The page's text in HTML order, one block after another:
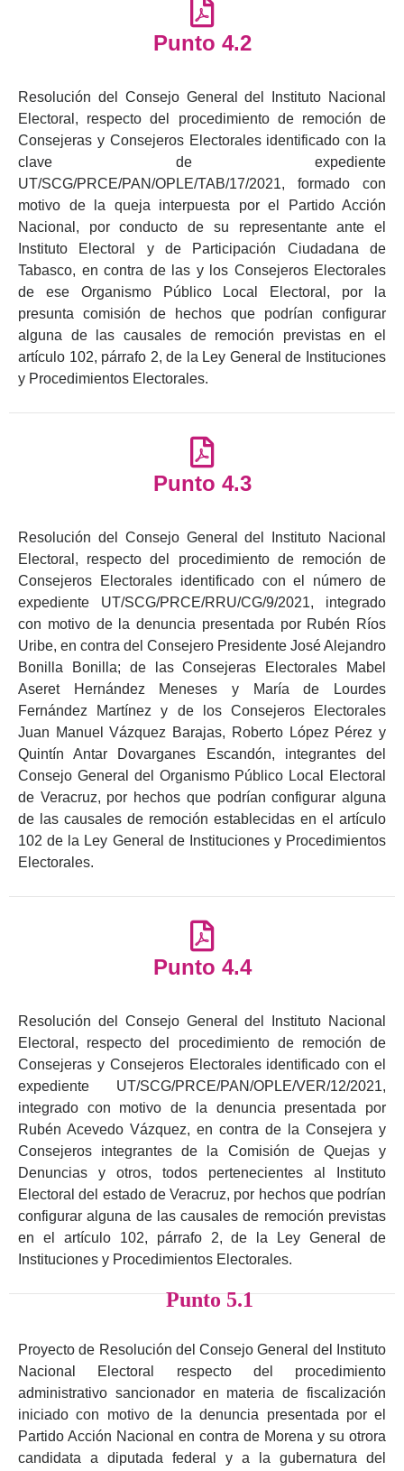
Punto 4.2
Resolución del Consejo General del Instituto Nacional
Electoral, respecto del procedimiento de remoción de
Consejeras y Consejeros Electorales identificado con la
clave de expediente
UT/SCG/PRCE/PAN/OPLE/TAB/17/2021, formado con
motivo de la queja interpuesta por el Partido Acción
Nacional, por conducto de su representante ante el
Instituto Electoral y de Participación Ciudadana de
Tabasco, en contra de las y los Consejeros Electorales
de ese Organismo Público Local Electoral, por la
presunta comisión de hechos que podrían configurar
alguna de las causales de remoción previstas en el
artículo 102, párrafo 2, de la Ley General de Instituciones
y Procedimientos Electorales.
Punto 4.3
Resolución del Consejo General del Instituto Nacional
Electoral, respecto del procedimiento de remoción de
Consejeros Electorales identificado con el número de
expediente UT/SCG/PRCE/RRU/CG/9/2021, integrado
con motivo de la denuncia presentada por Rubén Ríos
Uribe, en contra del Consejero Presidente José Alejandro
Bonilla Bonilla; de las Consejeras Electorales Mabel
Aseret Hernández Meneses y María de Lourdes
Fernández Martínez y de los Consejeros Electorales
Juan Manuel Vázquez Barajas, Roberto López Pérez y
Quintín Antar Dovarganes Escandón, integrantes del
Consejo General del Organismo Público Local Electoral
de Veracruz, por hechos que podrían configurar alguna
de las causales de remoción establecidas en el artículo
102 de la Ley General de Instituciones y Procedimientos
Electorales.
Punto 4.4
Resolución del Consejo General del Instituto Nacional
Electoral, respecto del procedimiento de remoción de
Consejeras y Consejeros Electorales identificado con el
expediente UT/SCG/PRCE/PAN/OPLE/VER/12/2021,
integrado con motivo de la denuncia presentada por
Rubén Acevedo Vázquez, en contra de la Consejera y
Consejeros integrantes de la Comisión de Quejas y
Denuncias y otros, todos pertenecientes al Instituto
Electoral del estado de Veracruz, por hechos que podrían
configurar alguna de las causales de remoción previstas
en el artículo 102, párrafo 2, de la Ley General de
Instituciones y Procedimientos Electorales.
Punto 5.1
Proyecto de Resolución del Consejo General del Instituto
Nacional Electoral respecto del procedimiento
administrativo sancionador en materia de fiscalización
iniciado con motivo de la denuncia presentada por el
Partido Acción Nacional en contra de Morena y su otrora
candidata a diputada federal y a la gubernatura del